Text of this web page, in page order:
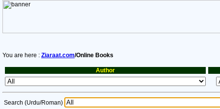
You are here : Ziaraat.com/Online Books
Author
Search (Urdu/Roman)